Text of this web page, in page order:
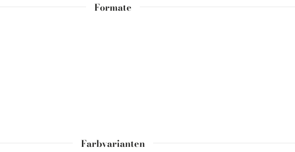
Formate
Farbvarianten